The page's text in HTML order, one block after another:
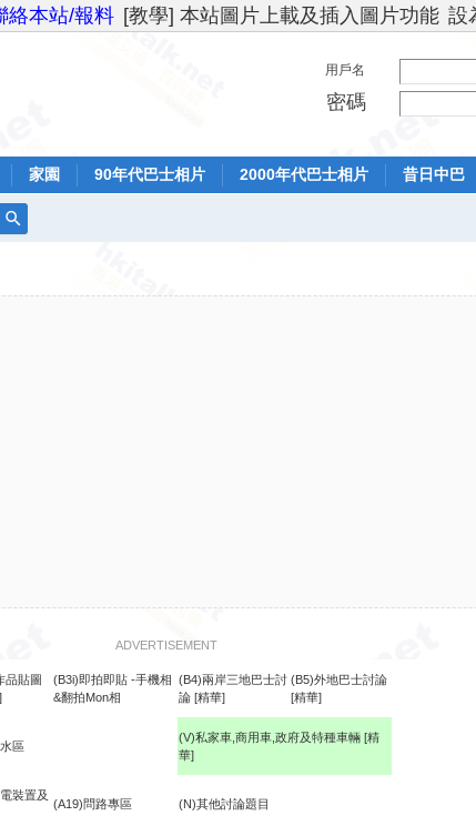
絡本站/報料 [教學] 本站圖片上載及插入圖片功能 設
用戶名
密碼
家園 90年代巴士相片 2000年代巴士相片 昔日中巴
ADVERTISEMENT
品貼圖
(B3i)即拍即貼 -手機相
&翻拍Mon相
(B4)兩岸三地巴士討
論 [精華]
(B5)外地巴士討論
[精華]
區
(V)私家車,商用車,政府及特種車輛 [精
華]
裝置及
(A19)問路專區 (N)其他討論題目